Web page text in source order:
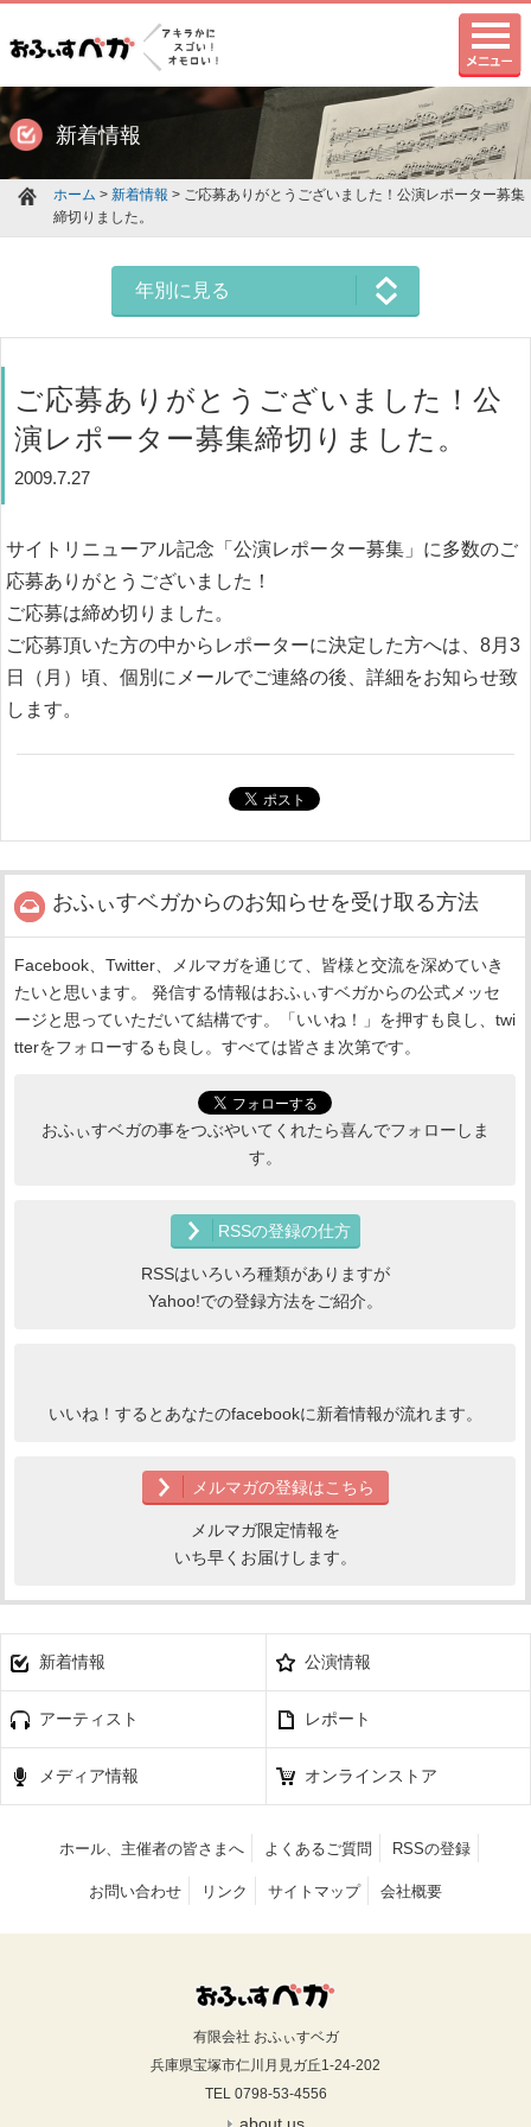
新着情報
ホーム > 新着情報 > ご応募ありがとうございました！公演レポーター募集
締切りました。
年別に見る
ご応募ありがとうございました！公
演レポーター募集締切りました。
2009.7.27
サイトリニューアル記念「公演レポーター募集」に多数のご
応募ありがとうございました！
ご応募は締め切りました。
ご応募頂いた方の中からレポーターに決定した方へは、8月3
日（月）頃、個別にメールでご連絡の後、詳細をお知らせ致
します。
おふぃすベガからのお知らせを受け取る方法
Facebook、Twitter、メルマガを通じて、皆様と交流を深めていき
たいと思います。 発信する情報はおふぃすベガからの公式メッセ
ージと思っていただいて結構です。「いいね！」を押すも良し、twi
tterをフォローするも良し。すべては皆さま次第です。
おふぃすベガの事をつぶやいてくれたら喜んでフォローしま
す。
RSSの登録の仕方
RSSはいろいろ種類がありますが
Yahoo!での登録方法をご紹介。
いいね！するとあなたのfacebookに新着情報が流れます。
メルマガの登録はこちら
メルマガ限定情報を
いち早くお届けします。
新着情報 公演情報
アーティスト レポート
メディア情報 オンラインストア
ホール、主催者の皆さまへ よくあるご質問 RSSの登録
お問い合わせ リンク サイトマップ 会社概要
有限会社 おふぃすベガ
兵庫県宝塚市仁川月見ガ丘1-24-202
TEL 0798-53-4556
about us